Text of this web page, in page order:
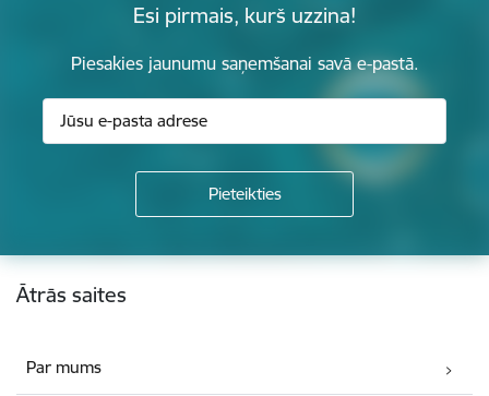
Esi pirmais, kurš uzzina!
Piesakies jaunumu saņemšanai savā e-pastā.
Kājene
Ātrās saites
Par mums